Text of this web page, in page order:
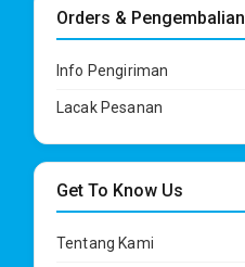
Orders & Pengembalian
Info Pengiriman
Lacak Pesanan
Get To Know Us
Tentang Kami